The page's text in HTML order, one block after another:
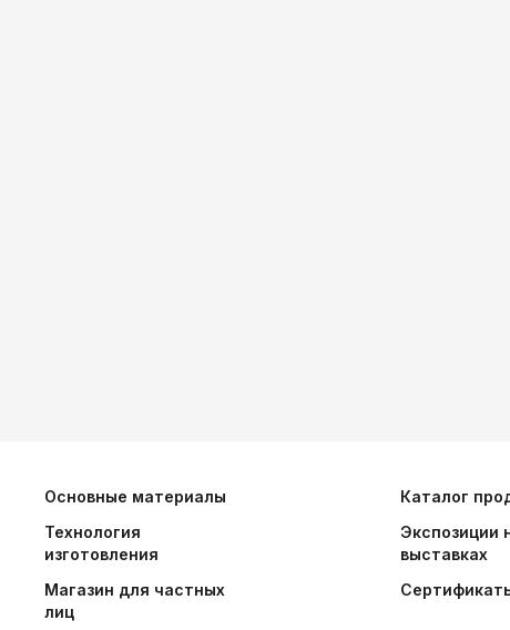
Основные материалы
Технология
изготовления
Магазин для частных
лиц
Каталог
Экспозиции
выставках